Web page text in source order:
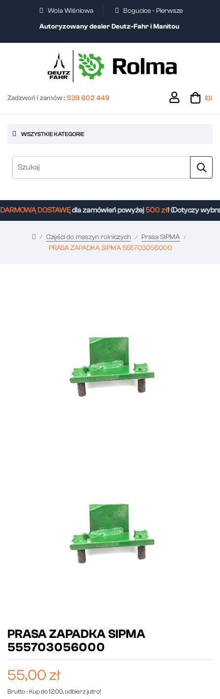
Wola Wiśniowa
Bogucice - Pierwsze
Autoryzowany dealer Deutz-Fahr i Manitou
Zadzwoń i zamów :539 602 449 (0)
WSZYSTKIE KATEGORIE
DOSTAWĘdla zamówień powyżej500 zł! (Dotyczy
Części do maszyn rolniczych
Prasa SIPMA
PRASA ZAPADKA SIPMA 555703056000
PRASA ZAPADKA SIPMA
555703056000
55,00 zł
Brutto- Kup do 12:00, odbierz jutro!